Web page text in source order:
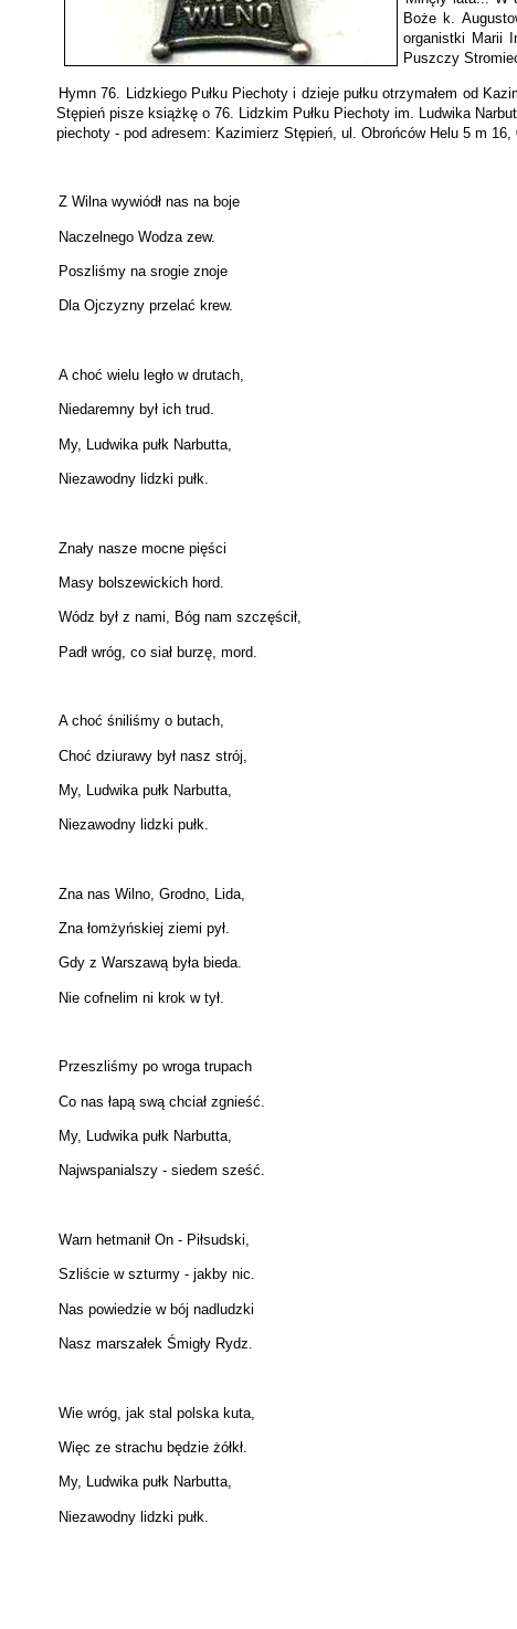
Boże k.
organistki Marii
Puszczy
Hymn 76. Lidzkiego Pułku Piechoty i dzieje pułku otrzymałem od
Stępień pisze książkę o 76. Lidzkim Pułku Piechoty im. Ludwika
piechoty - pod adresem: Kazimierz Stępień, ul. Obrońców Helu 5 m 16,
Z Wilna wywiódł nas na boje
Naczelnego Wodza zew.
Poszliśmy na srogie znoje
Dla Ojczyzny przelać krew.
A choć wielu legło w drutach,
Niedaremny był ich trud.
My, Ludwika pułk Narbutta,
Niezawodny lidzki pułk.
Znały nasze mocne pięści
Masy bolszewickich hord.
Wódz był z nami, Bóg nam szczęścił,
Padł wróg, co siał burzę, mord.
A choć śniliśmy o butach,
Choć dziurawy był nasz strój,
My, Ludwika pułk Narbutta,
Niezawodny lidzki pułk.
Zna nas Wilno, Grodno, Lida,
Zna łomżyńskiej ziemi pył.
Gdy z Warszawą była bieda.
Nie cofnelim ni krok w tył.
Przeszliśmy po wroga trupach
Co nas łapą swą chciał zgnieść.
My, Ludwika pułk Narbutta,
Najwspanialszy - siedem sześć.
Warn hetmanił On - Piłsudski,
Szliście w szturmy - jakby nic.
Nas powiedzie w bój nadludzki
Nasz marszałek Śmigły Rydz.
Wie wróg, jak stal polska kuta,
Więc ze strachu będzie żółkł.
My, Ludwika pułk Narbutta,
Niezawodny lidzki pułk.